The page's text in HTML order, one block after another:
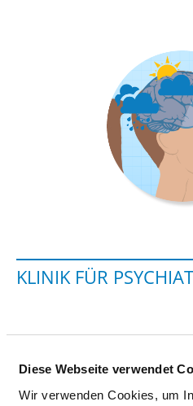
Diese Webseite verwendet
Wir verwenden Cookies, um
KLINIK FÜR
Ketziner Str. 21
14641 Nauen